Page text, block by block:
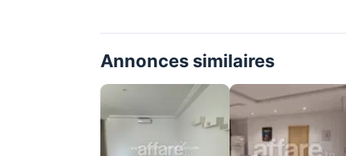
Annonces similaires